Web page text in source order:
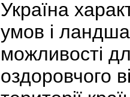
Україна
умов і
можливості
оздоровчого